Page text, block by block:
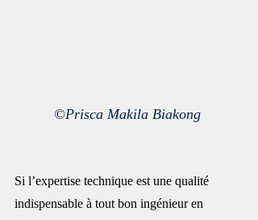
©Prisca Makila Biakong
Si l’expertise technique est une qualité
indispensable à tout bon ingénieur en